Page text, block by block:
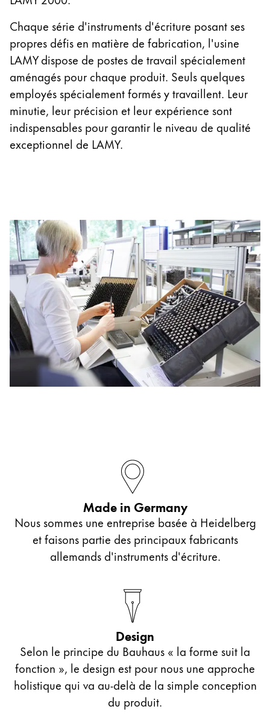
Thailand
ไทย
Vietnam
Tiếng Việt
Cambodia
English Khmer
Malaysia
English
Chaque série d'instruments d'écriture posant ses
propres défis en matière de fabrication, l'usine
LAMY dispose de postes de travail spécialement
aménagés pour chaque produit. Seuls quelques
employés spécialement formés y travaillent. Leur
minutie, leur précision et leur expérience sont
indispensables pour garantir le niveau de qualité
exceptionnel de LAMY.
Made in Germany
Nous sommes une entreprise basée à Heidelberg
et faisons partie des principaux fabricants
allemands d'instruments d'écriture.
Design
Selon le principe du Bauhaus « la forme suit la
fonction », le design est pour nous une approche
holistique qui va au-delà de la simple conception
du produit.